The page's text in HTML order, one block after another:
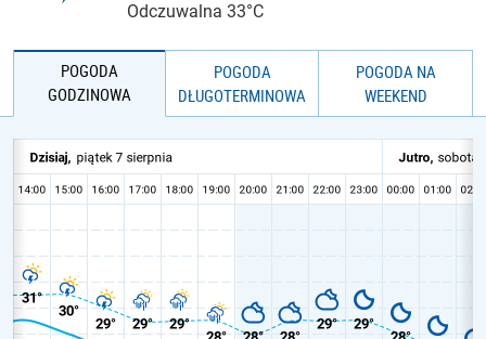
Odczuwalna 33°C
POGODA
GODZINOWA
POGODA
DŁUGOTERMINOWA
POGODA NA
WEEKEND